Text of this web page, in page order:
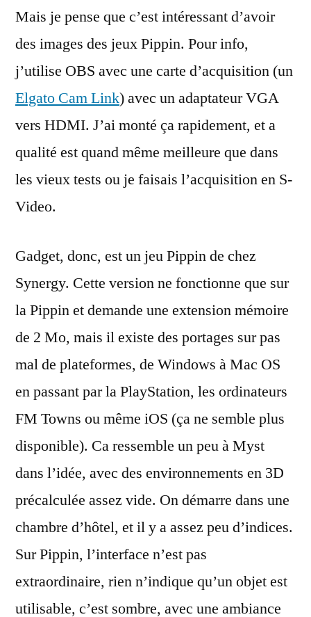
Mais je pense que c’est intéressant d’avoir
des images des jeux Pippin. Pour info,
j’utilise OBS avec une carte d’acquisition (un
Elgato Cam Link) avec un adaptateur VGA
vers HDMI. J’ai monté ça rapidement, et a
qualité est quand même meilleure que dans
les vieux tests ou je faisais l’acquisition en S-
Video.
Gadget, donc, est un jeu Pippin de chez
Synergy. Cette version ne fonctionne que sur
la Pippin et demande une extension mémoire
de 2 Mo, mais il existe des portages sur pas
mal de plateformes, de Windows à Mac OS
en passant par la PlayStation, les ordinateurs
FM Towns ou même iOS (ça ne semble plus
disponible). Ca ressemble un peu à Myst
dans l’idée, avec des environnements en 3D
précalculée assez vide. On démarre dans une
chambre d’hôtel, et il y a assez peu d’indices.
Sur Pippin, l’interface n’est pas
extraordinaire, rien n’indique qu’un objet est
utilisable, c’est sombre, avec une ambiance